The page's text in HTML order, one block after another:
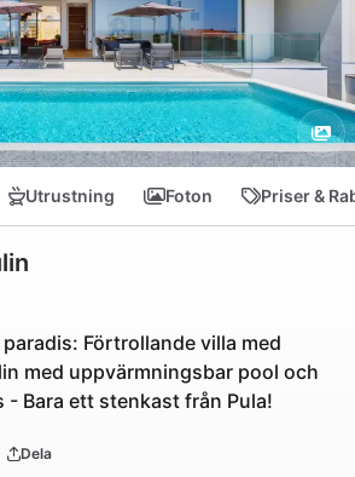
Utrustning Foton Priser &
Förtrollande villa med
med uppvärmningsbar pool och
- Bara ett stenkast från Pula!
Dela